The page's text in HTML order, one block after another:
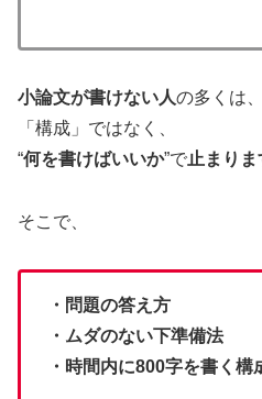
小論文が書けない人の多くは、
「構成」ではなく、
“何を書けばいいか”で止まりま
そこで、
・問題の答え方
・ムダのない下準備法
・時間内に800字を書く構